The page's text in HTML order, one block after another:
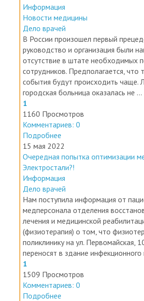
Новости медицины
Дело врачей
В России произошел первый
руководство и организация были
отсутствие в штате необходимых
сотрудников. Предполагается, что
события будут происходить чаще.
городская больница оказалась не ...
1
1160 Просмотров
Комментариев: 0
Подробнее
15 мая 2022
Очередная попытка оптимизации
Электростали?!
Информация
Дело врачей
Нам поступила информация от
медперсонала отделения
лечения и медицинской
(физиотерапия) о том, что
поликлинику на ул. Первомайская,
переносят в здание инфекционного
1
1509 Просмотров
Комментариев: 0
Подробнее
12 февраля 2022